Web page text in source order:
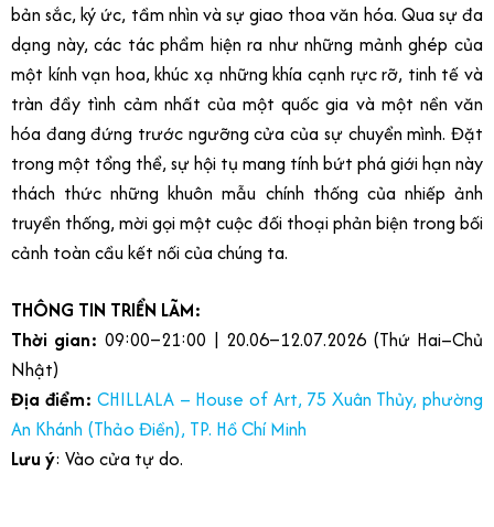
bản sắc, ký ức, tầm nhìn và sự giao thoa văn hóa. Qua sự đa
dạng này, các tác phẩm hiện ra như những mảnh ghép của
một kính vạn hoa, khúc xạ những khía cạnh rực rỡ, tinh tế và
tràn đầy tình cảm nhất của một quốc gia và một nền văn
hóa đang đứng trước ngưỡng cửa của sự chuyển mình. Đặt
trong một tổng thể, sự hội tụ mang tính bứt phá giới hạn này
thách thức những khuôn mẫu chính thống của nhiếp ảnh
truyền thống, mời gọi một cuộc đối thoại phản biện trong bối
cảnh toàn cầu kết nối của chúng ta.
THÔNG TIN TRIỂN LÃM:
Thời gian: 09:00–21:00 | 20.06–12.07.2026 (Thứ Hai–Chủ
Nhật)
Địa điểm: CHILLALA – House of Art, 75 Xuân Thủy, phường
An Khánh (Thảo Điền), TP. Hồ Chí Minh
Lưu ý: Vào cửa tự do.